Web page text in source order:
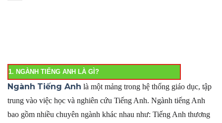
1. NGÀNH TIẾNG ANH LÀ GÌ?
Ngành Tiếng Anh là một mảng trong hệ thống giáo dục, tập
trung vào việc học và nghiên cứu Tiếng Anh. Ngành tiếng Anh
bao gồm nhiều chuyên ngành khác nhau như: Tiếng Anh thương